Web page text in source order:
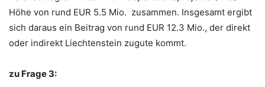
Höhe von rund EUR 5.5 Mio. zusammen. Insgesamt ergibt
sich daraus ein Beitrag von rund EUR 12.3 Mio., der direkt
oder indirekt Liechtenstein zugute kommt.
zu Frage 3: